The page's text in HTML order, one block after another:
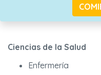
Ciencias de la Salud
Enfermería